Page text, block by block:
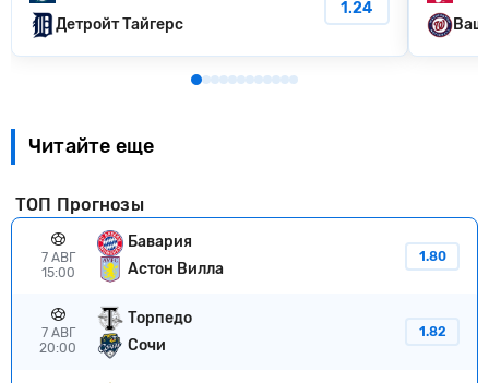
Детройт Тайгерс
1.24
Читайте еще
ТОП Прогнозы
7 АВГ
15:00
Бавария
Астон Вилла
1.80
7 АВГ
20:00
Торпедо
Сочи
1.82